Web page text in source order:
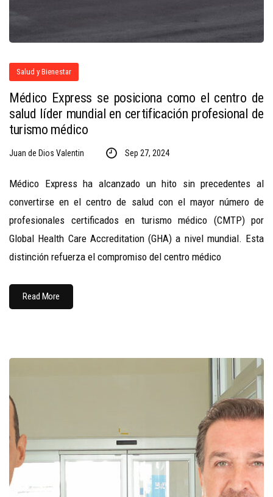
Salud y Bienestar
Médico Express se posiciona como el centro de
salud líder mundial en certificación profesional de
turismo médico
Juan de Dios Valentin Sep 27, 2024
Médico Express ha alcanzado un hito sin precedentes al
convertirse en el centro de salud con el mayor número de
profesionales certificados en turismo médico (CMTP) por
Global Health Care Accreditation (GHA) a nivel mundial. Esta
distinción refuerza el compromiso del centro médico
Read More